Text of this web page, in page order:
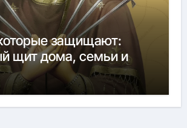
защищают:
щит дома, семьи и